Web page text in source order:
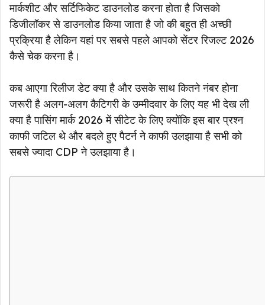
मार्कशीट और सर्टिफिकेट डाउनलोड करना होता है जिसको
डिजीलॉकर से डाउनलोड किया जाता है जो की बहुत ही अच्छी
प्रक्रिया है लेकिन यहां पर सबसे पहले आपको सेंटर रिजल्ट 2026
कैसे चेक करना है।
कब आएगा रिलीज डेट क्या है और उसके साथ कितने नंबर होना
जरूरी है अलग-अलग कैटिगरी के उम्मीदवार के लिए यह भी देख ली
क्या है पासिंग मार्क 2026 में सीटेट के लिए क्योंकि इस बार प्रश्न
काफी जटिल थे और बदले हुए पैटर्न ने काफी उलझाया है सभी को
सबसे ज्यादा CDP ने उलझाया है।